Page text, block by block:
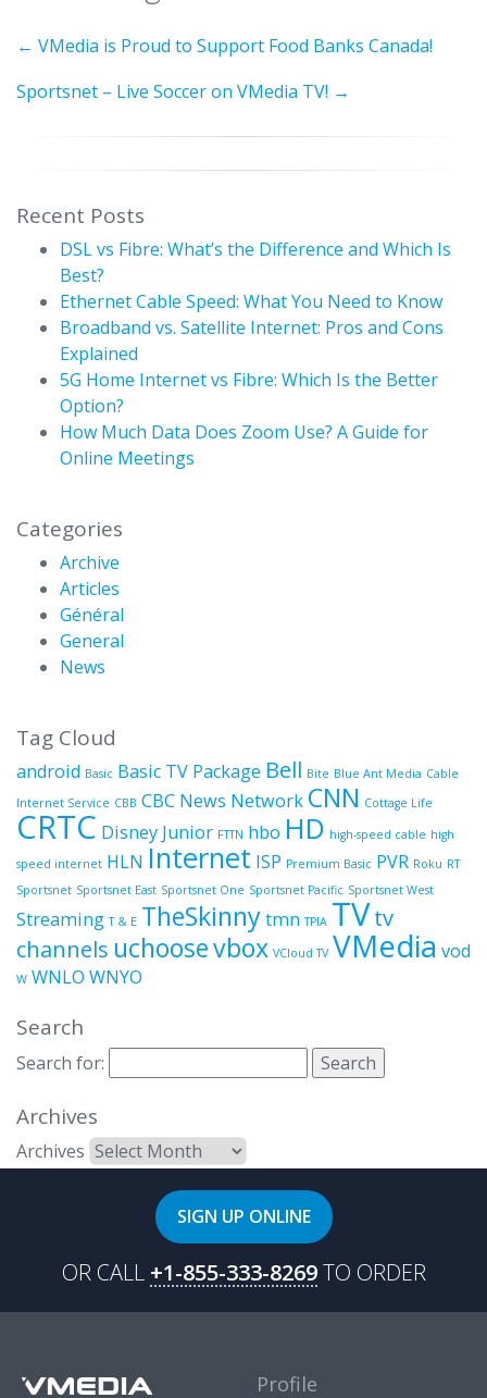
← VMedia is Proud to Support Food Banks Canada!
Sportsnet – Live Soccer on VMedia TV! →
Recent Posts
DSL vs Fibre: What’s the Difference and Which Is
Best?
Ethernet Cable Speed: What You Need to Know
Broadband vs. Satellite Internet: Pros and Cons
Explained
5G Home Internet vs Fibre: Which Is the Better
Option?
How Much Data Does Zoom Use? A Guide for
Online Meetings
Categories
Archive
Articles
Général
General
News
Tag Cloud
android Basic Basic TV Package Bell Bite Blue Ant Media Cable
Internet Service CBB CBC News Network CNN Cottage Life
CRTC Disney Junior FTTN hbo HD high-speed cable high
speed internet HLN Internet ISP Premium Basic PVR Roku RT
Sportsnet Sportsnet East Sportsnet One Sportsnet Pacific Sportsnet West
Streaming T & E TheSkinnytmn TPIA TVtv
channels uchoosevbox VCloud TV VMedia vod
W WNLO WNYO
Search
Search for:
Archives
Archives
SIGN UP ONLINE
OR CALL +1-855-333-8269 TO ORDER
Profile